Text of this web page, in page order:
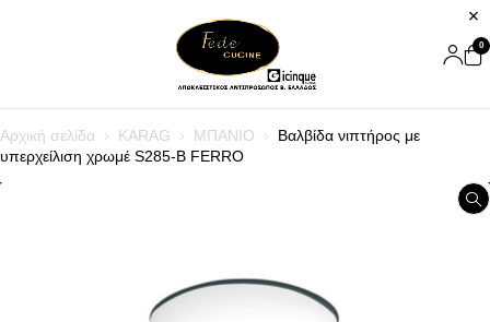
0
Αρχική σελίδα KARAG ΜΠΑΝΙΟ
Βαλβίδα νιπτήρος με
υπερχείλιση χρωμέ S285-B FERRO